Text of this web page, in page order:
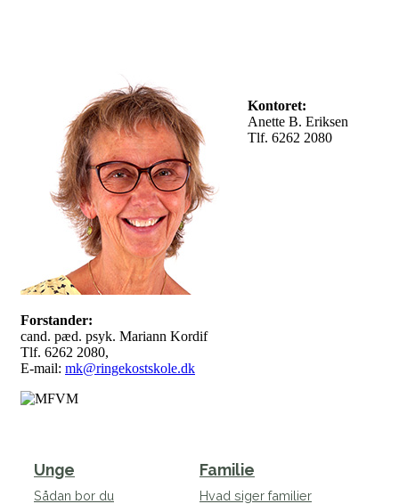
Forstander:
cand. pæd. psyk. Mariann Kordif
Tlf. 6262 2080,
E-mail: mk@ringekostskole.dk
Kontoret:
Anette B. Eriksen
Tlf. 6262 2080
Unge
Sådan bor du
Familie
Hvad siger familier